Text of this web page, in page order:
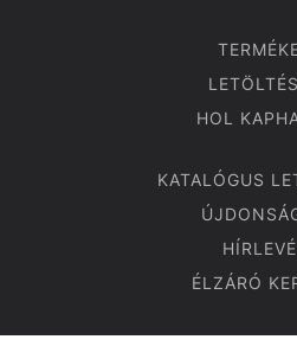
HOL
KATALÓGUS
ÉLZÁRÓ